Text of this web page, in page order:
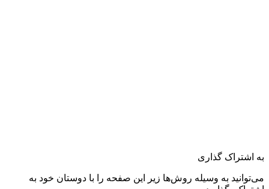
به اشتراک گذاری
می‌توانید به وسیله روش‌ها زیر این صفحه را با دوستان خود به